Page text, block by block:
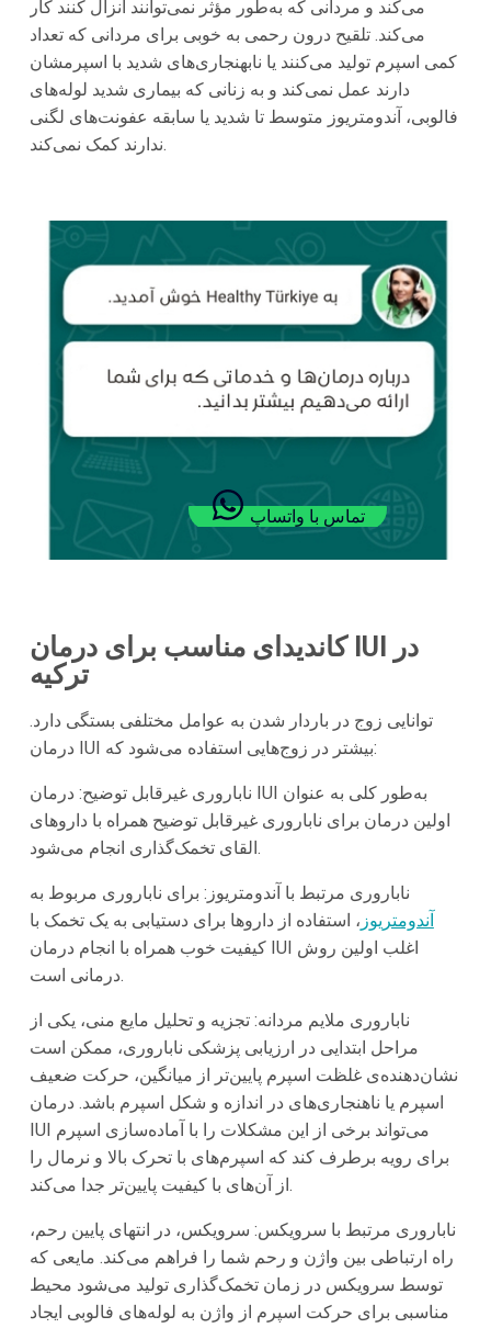
می‌کند و مردانی که به‌طور مؤثر نمی‌توانند انزال کنند کار
می‌کند. تلقیح درون رحمی به خوبی برای مردانی که تعداد
کمی اسپرم تولید می‌کنند یا نابهنجاری‌های شدید با اسپرمشان
دارند عمل نمی‌کند و به زنانی که بیماری شدید لوله‌های
فالوبی، آندومتریوز متوسط تا شدید یا سابقه عفونت‌های لگنی
ندارند کمک نمی‌کند.
تماس با واتساپ
کاندیدای مناسب برای درمان IUI در
ترکیه
توانایی زوج در باردار شدن به عوامل مختلفی بستگی دارد.
درمان IUI بیشتر در زوج‌هایی استفاده می‌شود که:
ناباروری غیرقابل توضیح: درمان IUI به‌طور کلی به عنوان
اولین درمان برای ناباروری غیرقابل توضیح همراه با داروهای
القای تخمک‌گذاری انجام می‌شود.
ناباروری مرتبط با آندومتریوز: برای ناباروری مربوط به
آندومتریوز ، استفاده از داروها برای دستیابی به یک تخمک با
کیفیت خوب همراه با انجام درمان IUI اغلب اولین روش
درمانی است.
ناباروری ملایم مردانه: تجزیه و تحلیل مایع منی، یکی از
مراحل ابتدایی در ارزیابی پزشکی ناباروری، ممکن است
نشان‌دهنده‌ی غلظت اسپرم پایین‌تر از میانگین، حرکت ضعیف
اسپرم یا ناهنجاری‌های در اندازه و شکل اسپرم باشد. درمان
IUI می‌تواند برخی از این مشکلات را با آماده‌سازی اسپرم
برای رویه برطرف کند که اسپرم‌های با تحرک بالا و نرمال را
از آن‌های با کیفیت پایین‌تر جدا می‌کند.
ناباروری مرتبط با سرویکس: سرویکس، در انتهای پایین رحم،
راه ارتباطی بین واژن و رحم شما را فراهم می‌کند. مایعی که
توسط سرویکس در زمان تخمک‌گذاری تولید می‌شود محیط
مناسبی برای حرکت اسپرم از واژن به لوله‌های فالوبی ایجاد